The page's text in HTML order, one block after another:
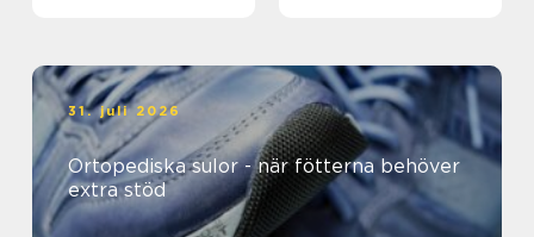
31. juli 2026
Ortopediska sulor - när fötterna behöver
extra stöd